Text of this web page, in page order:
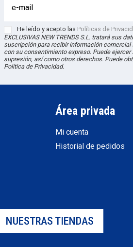
He leído y acepto las Políticas de
EXCLUSIVAS NEW TRENDS S.L. tratará sus
suscripción para recibir información
con su consentimiento expreso. Puede
supresión, así como otros derechos. Puede
Política de Privacidad.
Área privada
Mi cuenta
Historial de pedidos
NUESTRAS TIENDAS